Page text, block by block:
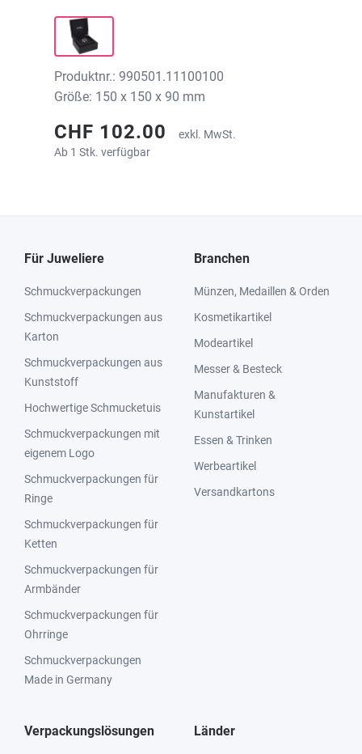
Produktnr.: 990501.11100100
Größe: 150 x 150 x 90 mm
CHF 102.00
exkl. MwSt.
Ab 1 Stk. verfügbar
Für Juweliere
Schmuckverpackungen
Schmuckverpackungen aus
Karton
Schmuckverpackungen aus
Kunststoff
Hochwertige Schmucketuis
Schmuckverpackungen mit
eigenem Logo
Schmuckverpackungen für
Ringe
Schmuckverpackungen für
Ketten
Schmuckverpackungen für
Armbänder
Schmuckverpackungen für
Ohrringe
Schmuckverpackungen
Made in Germany
Branchen
Münzen, Medaillen & Orden
Kosmetikartikel
Modeartikel
Messer & Besteck
Manufakturen &
Kunstartikel
Essen & Trinken
Werbeartikel
Versandkartons
Verpackungslösungen Länder